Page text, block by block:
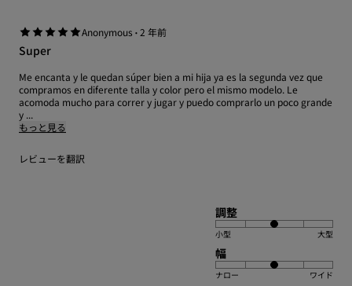
Anonymous ·2 年前
Super
Me encanta y le quedan súper bien a mi hija ya es la segunda vez que
compramos en diferente talla y color pero el mismo modelo. Le
acomoda mucho para correr y jugar y puedo comprarlo un poco grande
y ...
もっと見る
レビューを翻訳
調整
小型 大型
幅
ナロー ワイド